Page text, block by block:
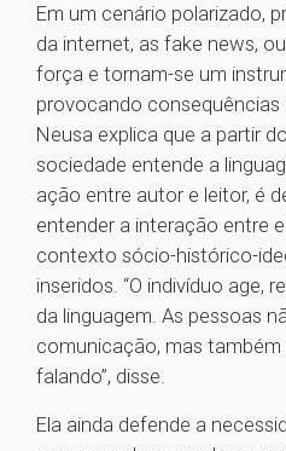
Em um cenário polarizado,
da internet, as fake news,
força e tornam-se um
provocando
Neusa explica que a partir
sociedade entende a
ação entre autor e leitor, é
entender a interação entre
contexto sócio-histórico-
inseridos. “O indivíduo age,
da linguagem. As pessoas
comunicação, mas
falando”, disse.
Ela ainda defende a